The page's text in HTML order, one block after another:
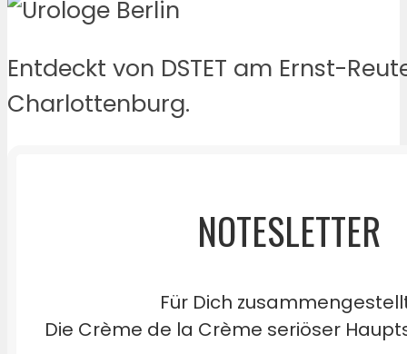
Entdeckt von DSTET am Ernst-
Charlottenburg.
NOTESLETTER
Für Dich
Die Crème de la Crème seriöser